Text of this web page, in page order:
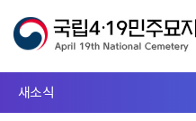
새소식